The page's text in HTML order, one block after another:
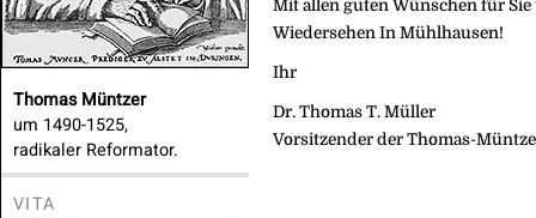
Thomas Müntzer
um 1490-1525,
radikaler Reformator.
VITA
Mit allen guten Wünschen für
Wiedersehen In Mühlhausen!
Ihr
Dr. Thomas T. Müller
Vorsitzender der Thomas-